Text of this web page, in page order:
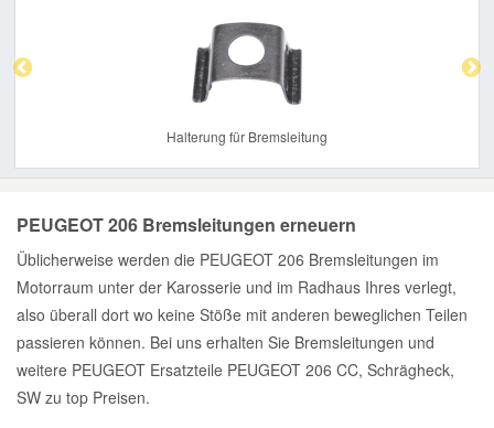
Halterung für Bremsleitung
PEUGEOT 206 Bremsleitungen erneuern
Üblicherweise werden die PEUGEOT 206 Bremsleitungen im
Motorraum unter der Karosserie und im Radhaus Ihres verlegt,
also überall dort wo keine Stöße mit anderen beweglichen Teilen
passieren können. Bei uns erhalten Sie Bremsleitungen und
weitere PEUGEOT Ersatzteile PEUGEOT 206 CC, Schrägheck,
SW zu top Preisen.